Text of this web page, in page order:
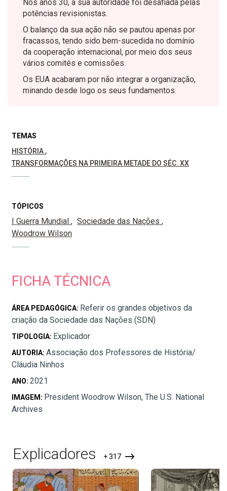
Nos anos 30, a sua autoridade foi desafiada pelas
potências revisionistas.
O balanço da sua ação não se pautou apenas por
fracassos, tendo sido bem-sucedida no domínio
da cooperação internacional, por meio dos seus
vários comités e comissões.
Os EUA acabaram por não integrar a organização,
minando desde logo os seus fundamentos.
TEMAS
HISTÓRIA
TRANSFORMAÇÕES NA PRIMEIRA METADE DO SÉC. XX
TÓPICOS
I Guerra Mundial
Sociedade das Nações
Woodrow Wilson
FICHA TÉCNICA
ÁREA PEDAGÓGICA: Referir os grandes objetivos da
criação da Sociedade das Nações (SDN)
TIPOLOGIA: Explicador
AUTORIA: Associação dos Professores de História/
Cláudia Ninhos
ANO: 2021
IMAGEM: President Woodrow Wilson, The U.S. National
Archives
Explicadores + 317